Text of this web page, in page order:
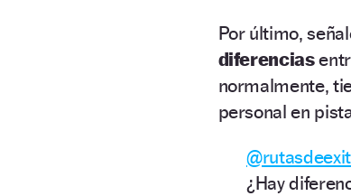
Por último,
diferencias
normalmente,
personal en
¿Hay